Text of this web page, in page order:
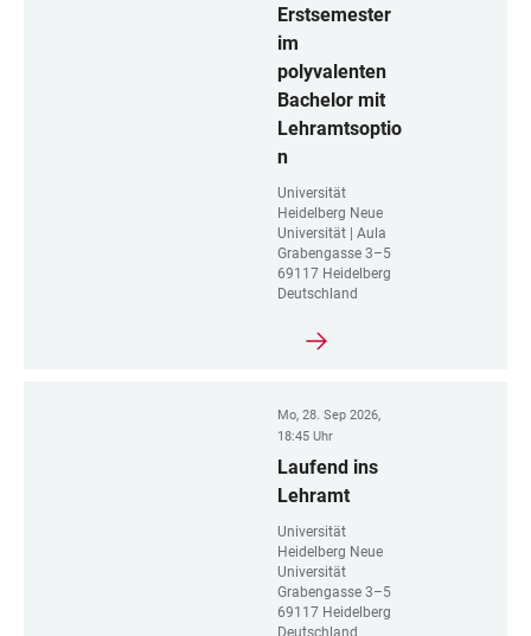
Erstsemester
im
polyvalenten
Bachelor mit
Lehramtsoptio
n
Universität
Heidelberg Neue
Universität | Aula
Grabengasse 3–5
69117 Heidelberg
Deutschland
Mo, 28. Sep 2026,
18:45 Uhr
Laufend ins
Lehramt
Universität
Heidelberg Neue
Universität
Grabengasse 3–5
69117 Heidelberg
Deutschland